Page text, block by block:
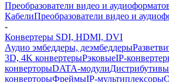
Преобразователи видео и
КабелиПреобразователи видео и
-
Конвертеры SDI, HDMI, DVI
Аудио эмбеддеры, деэмбеддеры
3D, 4K конвертерыРэковыеIP-
конверторыDATA-модулиДистрибутивы
конверторыФреймыIP-мультиплексоры